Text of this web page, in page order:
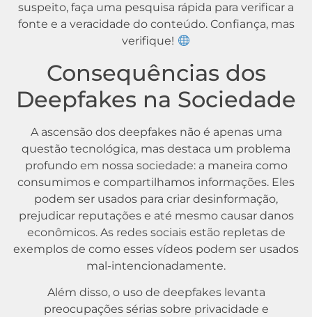
suspeito, faça uma pesquisa rápida para verificar a
fonte e a veracidade do conteúdo. Confiança, mas
verifique!
Consequências dos
Deepfakes na Sociedade
A ascensão dos deepfakes não é apenas uma
questão tecnológica, mas destaca um problema
profundo em nossa sociedade: a maneira como
consumimos e compartilhamos informações. Eles
podem ser usados para criar desinformação,
prejudicar reputações e até mesmo causar danos
econômicos. As redes sociais estão repletas de
exemplos de como esses vídeos podem ser usados
mal-intencionadamente.
Além disso, o uso de deepfakes levanta
preocupações sérias sobre privacidade e